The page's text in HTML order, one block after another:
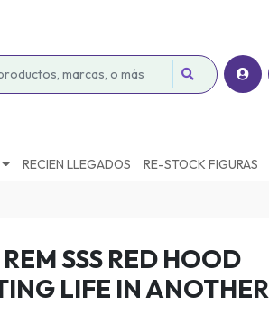
RECIEN LLEGADOS RE-STOCK FIGURAS
SSS RED HOOD
LIFE IN ANOTHER